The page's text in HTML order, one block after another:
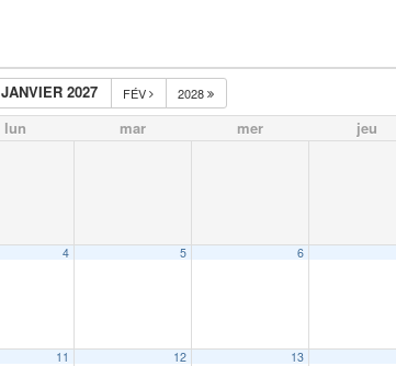
JANVIER 2027 FÉV 2028
lun mar mer jeu
4 5 6
11 12 13